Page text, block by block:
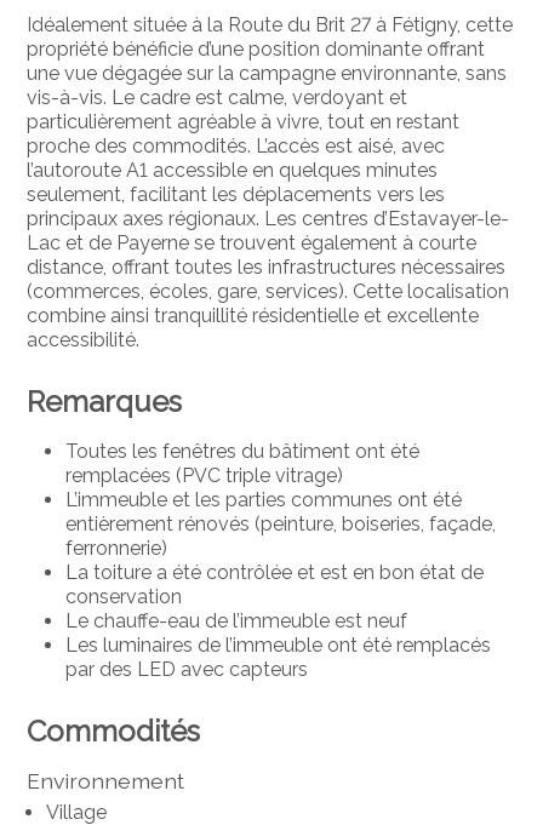
Idéalement située à la Route du Brit 27 à Fétigny, cette
propriété bénéficie d’une position dominante offrant
une vue dégagée sur la campagne environnante, sans
vis-à-vis. Le cadre est calme, verdoyant et
particulièrement agréable à vivre, tout en restant
proche des commodités. L’accès est aisé, avec
l’autoroute A1 accessible en quelques minutes
seulement, facilitant les déplacements vers les
principaux axes régionaux. Les centres d’Estavayer-le-
Lac et de Payerne se trouvent également à courte
distance, offrant toutes les infrastructures nécessaires
(commerces, écoles, gare, services). Cette localisation
combine ainsi tranquillité résidentielle et excellente
accessibilité.
Remarques
Toutes les fenêtres du bâtiment ont été
remplacées (PVC triple vitrage)
L’immeuble et les parties communes ont été
entièrement rénovés (peinture, boiseries, façade,
ferronnerie)
La toiture a été contrôlée et est en bon état de
conservation
Le chauffe-eau de l’immeuble est neuf
Les luminaires de l’immeuble ont été remplacés
par des LED avec capteurs
Commodités
Environnement
Village